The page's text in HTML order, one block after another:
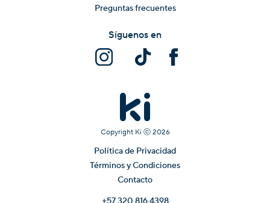
Preguntas frecuentes
Copyright Ki ⓒ 2026
Política de Privacidad
Términos y Condiciones
Contacto
Síguenos en